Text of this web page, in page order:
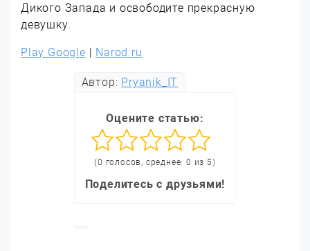
Дикого Запада и освободите прекрасную
девушку.
Play Google | Narod.ru
Автор: Pryanik_IT
Оцените статью:
(0 голосов, среднее: 0 из 5)
Поделитесь с друзьями!